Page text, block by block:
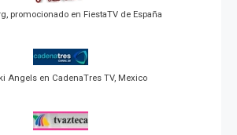
promocionado en FiestaTV de España
Angels en CadenaTres TV, Mexico